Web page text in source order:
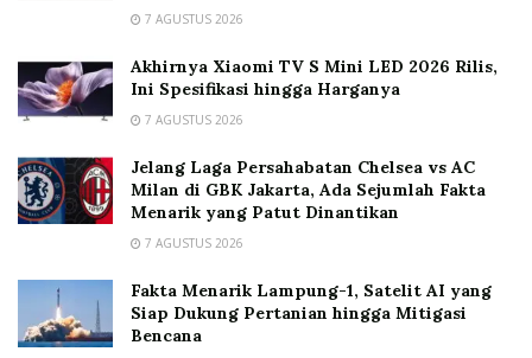
7 AGUSTUS 2026
Akhirnya Xiaomi TV S Mini LED 2026 Rilis,
Ini Spesifikasi hingga Harganya
7 AGUSTUS 2026
Jelang Laga Persahabatan Chelsea vs AC
Milan di GBK Jakarta, Ada Sejumlah Fakta
Menarik yang Patut Dinantikan
7 AGUSTUS 2026
Fakta Menarik Lampung-1, Satelit AI yang
Siap Dukung Pertanian hingga Mitigasi
Bencana